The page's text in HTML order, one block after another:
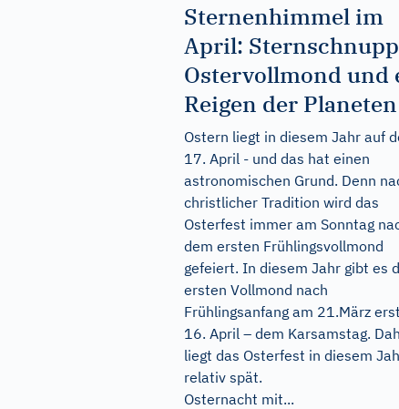
Sternenhimmel im
April:
Ostervollmond und
Reigen der Planeten
Ostern liegt in diesem Jahr auf
17. April - und das hat einen
astronomischen Grund. Denn
christlicher Tradition wird das
Osterfest immer am Sonntag
dem ersten Frühlingsvollmond
gefeiert. In diesem Jahr gibt es
ersten Vollmond nach
Frühlingsanfang am 21.März
16. April – dem Karsamstag.
liegt das Osterfest in diesem
relativ spät.
Osternacht mit...